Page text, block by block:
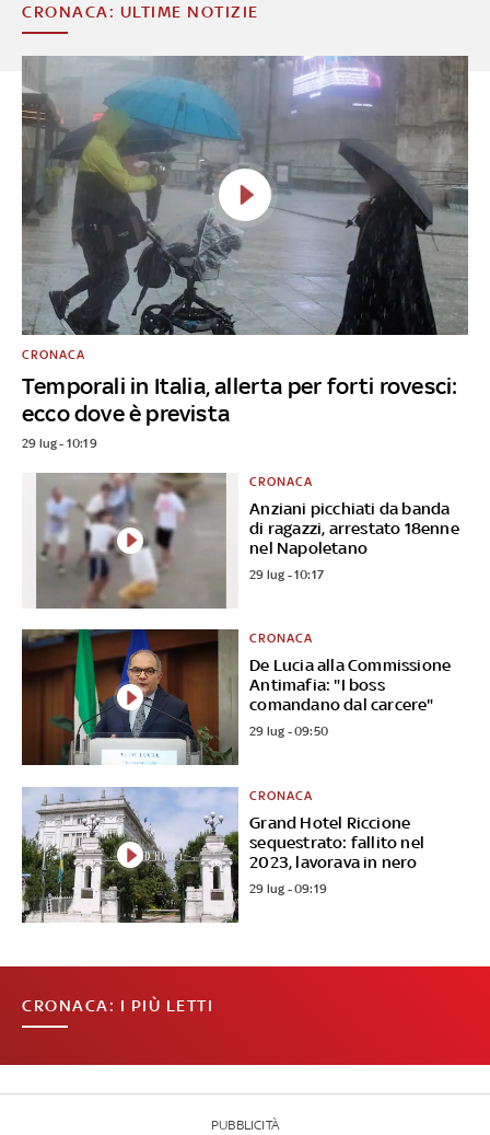
CRONACA: ULTIME NOTIZIE
Temporali in Italia, allerta per forti rovesci:
ecco dove è prevista
CRONACA
29 lug - 10:19
Anziani picchiati da banda
di ragazzi, arrestato 18enne
nel Napoletano
CRONACA
29 lug - 10:17
De Lucia alla Commissione
Antimafia: "I boss
comandano dal carcere"
CRONACA
29 lug - 09:50
Grand Hotel Riccione
sequestrato: fallito nel
2023, lavorava in nero
CRONACA
29 lug - 09:19
CRONACA: I PIÙ LETTI
PUBBLICITÀ